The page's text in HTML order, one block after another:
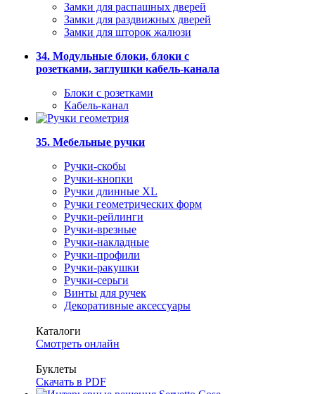
Замки для распашных дверей
Замки для раздвижных дверей
Замки для шторок жалюзи
34. Модульные блоки, блоки с
розетками, заглушки кабель-канала
Блоки с розетками
Кабель-канал
35. Мебельные ручки
Ручки-скобы
Ручки-кнопки
Ручки длинные XL
Ручки геометрических форм
Ручки-рейлинги
Ручки-врезные
Ручки-накладные
Ручки-профили
Ручки-ракушки
Ручки-серьги
Винты для ручек
Декоративные аксессуары
Каталоги
Смотреть онлайн
Буклеты
Скачать в PDF